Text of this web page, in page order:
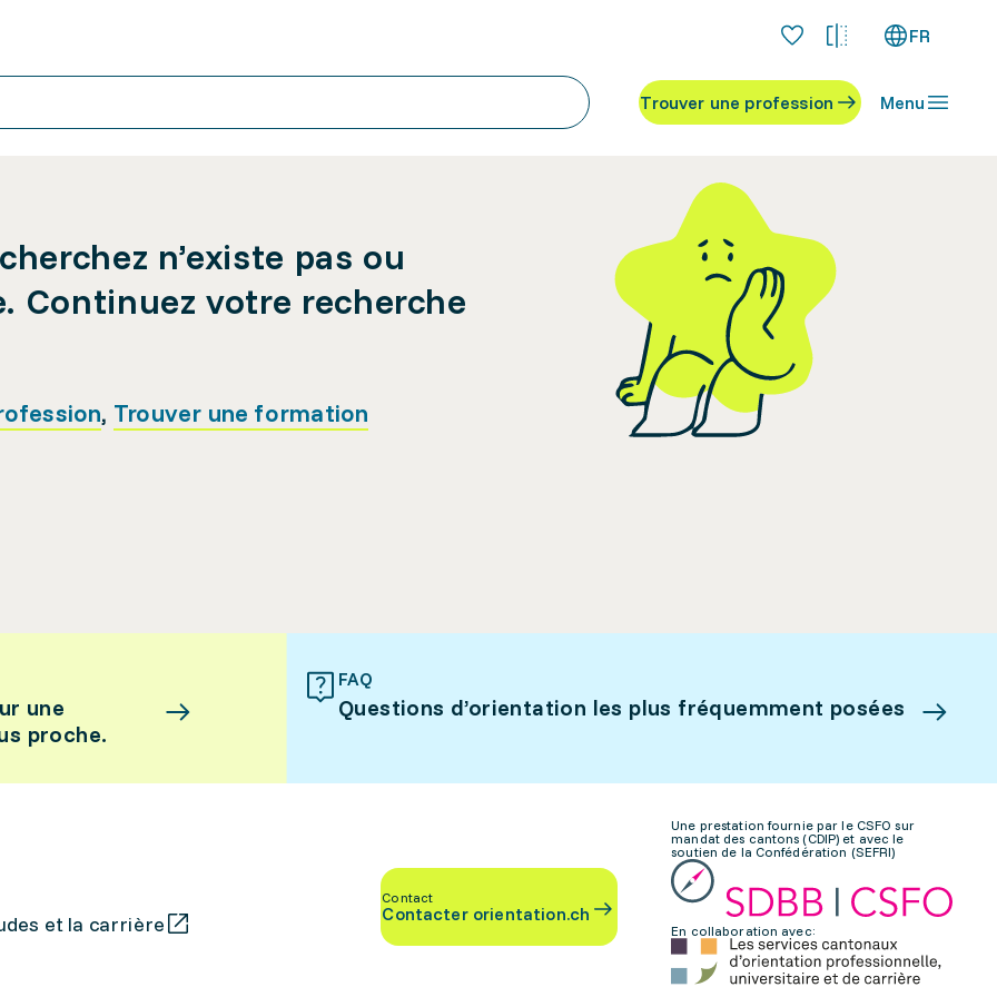
FR
Trouver une profession Menu
n’existe pas ou
Continuez votre recherche
, Trouver une formation
une
proche.
FAQ
Questions d’orientation les plus fréquemment posées
et la carrière
Contact
Contacter orientation.ch
Une prestation fournie par le CSFO sur
mandat des cantons (CDIP) et avec le
soutien de la Confédération (SEFRI)
En collaboration avec: